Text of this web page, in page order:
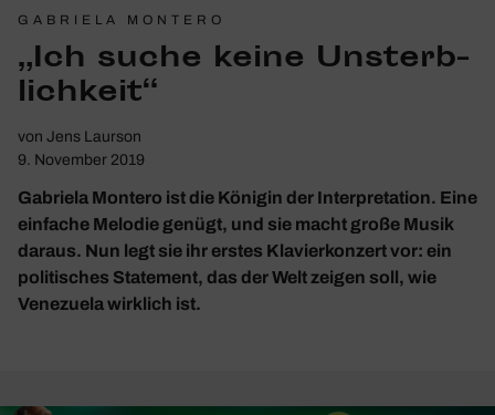
GABRIELA MONTERO
„Ich suche keine Unsterb­
lich­keit“
von Jens Laurson
9. November 2019
Gabriela Montero ist die Königin der Interpretation. Eine
einfache Melodie genügt, und sie macht große Musik
daraus. Nun legt sie ihr erstes Klavierkonzert vor: ein
politisches Statement, das der Welt zeigen soll, wie
Venezuela wirklich ist.